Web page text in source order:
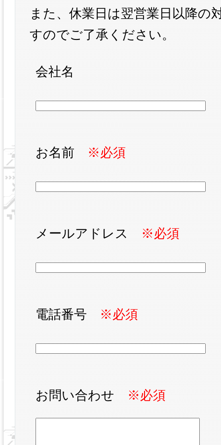
また、休業日は翌営業日以降の
すのでご了承ください。
会社名
お名前 ※必須
メールアドレス ※必須
電話番号 ※必須
お問い合わせ ※必須